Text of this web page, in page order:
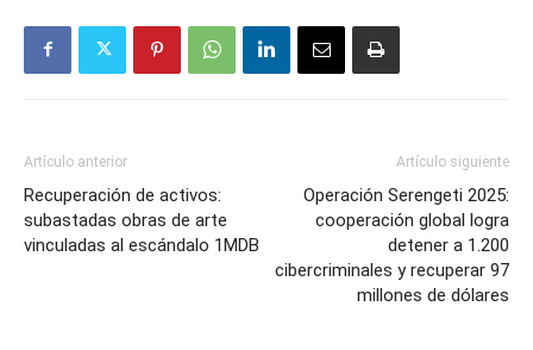
Artículo anterior
Recuperación de activos:
subastadas obras de arte
vinculadas al escándalo 1MDB
Artículo siguiente
Operación Serengeti 2025:
cooperación global logra
detener a 1.200
cibercriminales y recuperar 97
millones de dólares